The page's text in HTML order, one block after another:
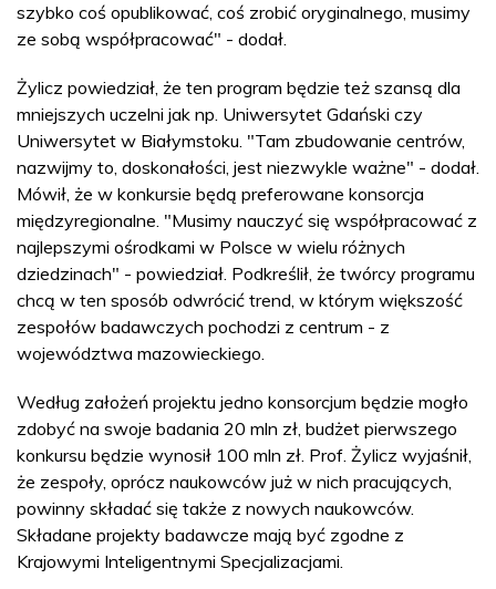
szybko coś opublikować, coś zrobić oryginalnego, musimy
ze sobą współpracować" - dodał.
Żylicz powiedział, że ten program będzie też szansą dla
mniejszych uczelni jak np. Uniwersytet Gdański czy
Uniwersytet w Białymstoku. "Tam zbudowanie centrów,
nazwijmy to, doskonałości, jest niezwykle ważne" - dodał.
Mówił, że w konkursie będą preferowane konsorcja
międzyregionalne. "Musimy nauczyć się współpracować z
najlepszymi ośrodkami w Polsce w wielu różnych
dziedzinach" - powiedział. Podkreślił, że twórcy programu
chcą w ten sposób odwrócić trend, w którym większość
zespołów badawczych pochodzi z centrum - z
województwa mazowieckiego.
Według założeń projektu jedno konsorcjum będzie mogło
zdobyć na swoje badania 20 mln zł, budżet pierwszego
konkursu będzie wynosił 100 mln zł. Prof. Żylicz wyjaśnił,
że zespoły, oprócz naukowców już w nich pracujących,
powinny składać się także z nowych naukowców.
Składane projekty badawcze mają być zgodne z
Krajowymi Inteligentnymi Specjalizacjami.